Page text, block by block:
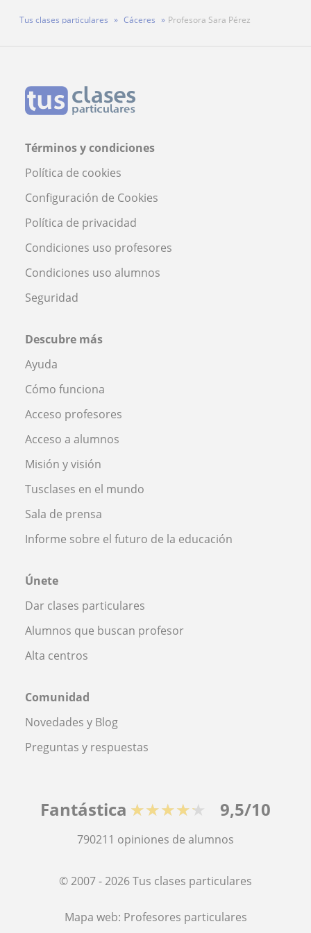
Tus clases particulares Cáceres Profesora Sara Pérez
Términos y condiciones
Política de cookies
Configuración de Cookies
Política de privacidad
Condiciones uso profesores
Condiciones uso alumnos
Seguridad
Descubre más
Ayuda
Cómo funciona
Acceso profesores
Acceso a alumnos
Misión y visión
Tusclases en el mundo
Sala de prensa
Informe sobre el futuro de la educación
Únete
Dar clases particulares
Alumnos que buscan profesor
Alta centros
Comunidad
Novedades y Blog
Preguntas y respuestas
Fantástica ★★★★★ 9,5/10
790211 opiniones de alumnos
© 2007 - 2026 Tus clases particulares
Mapa web: Profesores particulares